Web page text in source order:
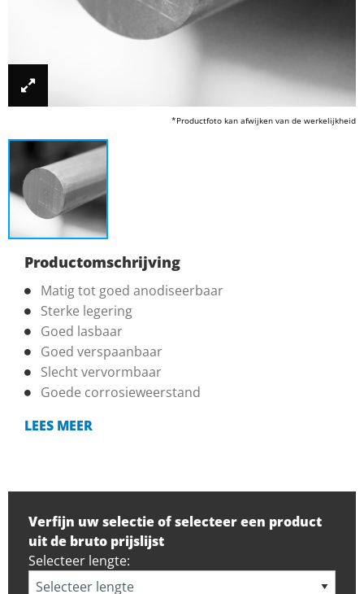
*Productfoto kan afwijken van de werkelijkheid
Productomschrijving
Matig tot goed anodiseerbaar
Sterke legering
Goed lasbaar
Goed verspaanbaar
Slecht vervormbaar
Goede corrosieweerstand
LEES MEER
Verfijn uw selectie of selecteer een product
uit de bruto prijslijst
Selecteer lengte: